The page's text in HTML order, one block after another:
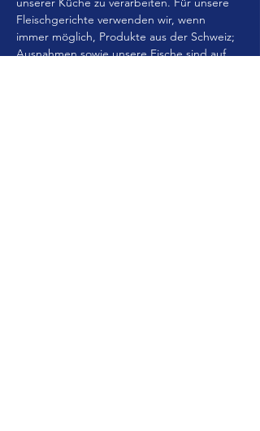
Fleischgerichte verwenden wir, wenn
immer möglich, Produkte aus der Schweiz;
Ausnahmen sowie unsere Fische sind auf